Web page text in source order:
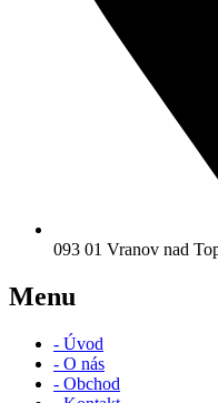
093 01 Vranov nad
Menu
- Úvod
- O nás
- Obchod